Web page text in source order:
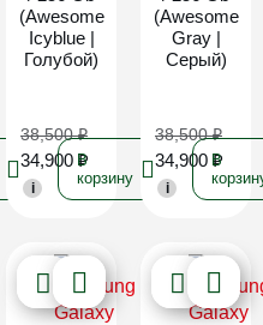
(Awesome
Icyblue |
Голубой)
38,500₽
34,900 ₽
i
В
корзину
(Awesome
Gray |
Серый)
38,500₽
34,900 ₽
i
В